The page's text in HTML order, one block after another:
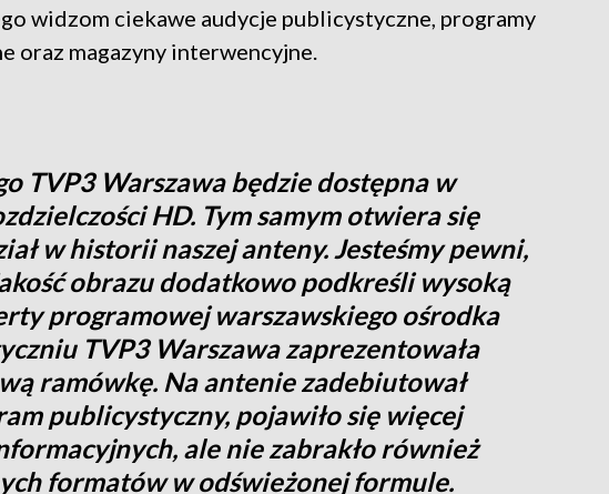
widzom ciekawe audycje publicystyczne, programy
oraz magazyny interwencyjne.
TVP3 Warszawa będzie dostępna w
HD. Tym samym otwiera się
w historii naszej anteny. Jesteśmy pewni,
obrazu dodatkowo podkreśli wysoką
programowej warszawskiego ośrodka
TVP3 Warszawa zaprezentowała
ramówkę. Na antenie zadebiutował
publicystyczny, pojawiło się więcej
ale nie zabrakło również
formatów w odświeżonej formule.